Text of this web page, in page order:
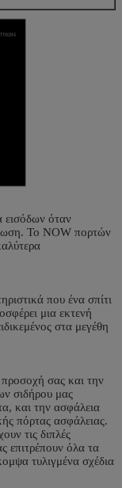
εισόδων όταν
Το NOW πορτών
που ένα σπίτι
μια εκτενή
στα μεγέθη
σας και την
σιδήρου μας
και την ασφάλεια
πόρτας ασφάλειας.
τις διπλές
επιτρέπουν όλα τα
τυλιγμένα σχέδια